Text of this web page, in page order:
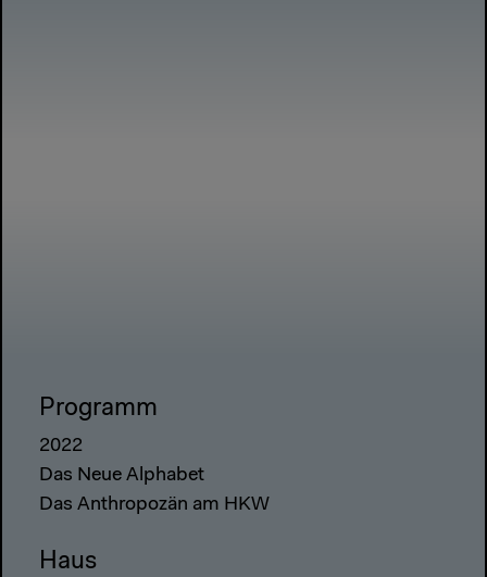
Programm
2022
Das Neue Alphabet
Das Anthropozän am HKW
Haus